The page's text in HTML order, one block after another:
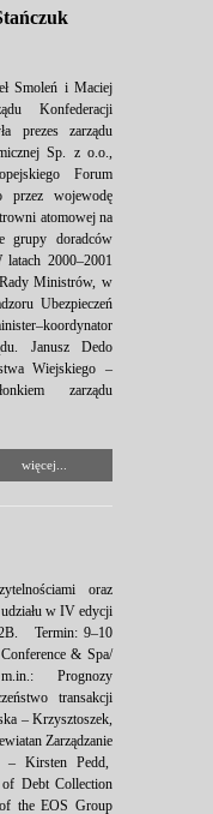
Smoleń i Maciej
Konfederacji
prezes zarządu
Sp. z o.o.,
Forum
przez wojewodę
atomowej na
grupy doradców
latach 2000–2001
Ministrów, w
Ubezpieczeń
Janusz Dedo
Wiejskiego –
zarządu
więcej...
oraz
w IV edycji
Termin: 9–10
& Spa/
Prognozy
transakcji
– Krzysztoszek,
Zarządzanie
– Kirsten Pedd,
Debt Collection
the EOS Group